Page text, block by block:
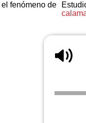
el fenómeno de